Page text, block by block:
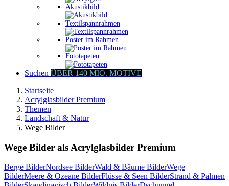
Akustikbild
Textilspannrahmen
Poster im Rahmen
Fototapeten
Suchen ÜBER 140 MIO. MOTIVE
Startseite
Acrylglasbilder Premium
Themen
Landschaft & Natur
Wege Bilder
Wege Bilder als Acrylglasbilder Premium
Berge BilderNordsee BilderWald & Bäume BilderWege
BilderMeere & Ozeane BilderFlüsse & Seen BilderStrand & Palmen